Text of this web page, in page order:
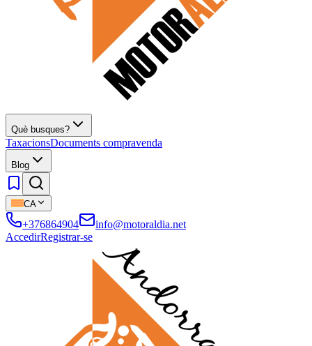
Què busques?
TaxacionsDocuments compravenda
Blog
CA
+376864904
info@motoraldia.net
AccedirRegistrar-se